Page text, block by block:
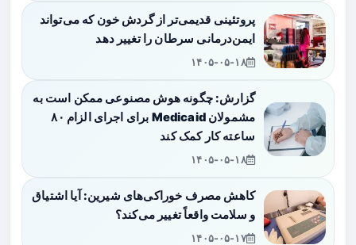
پروتئینی قدیمی‌تر از گردش خون که می‌تواند
ایمن‌درمانی سرطان را تغییر دهد
۱۴۰۵-۰۵-۱۸
گزارش: چگونه هوش مصنوعی ممکن است به
مشمولان Medicaid برای اجرای الزام ۸۰
ساعته کار کمک کند
۱۴۰۵-۰۵-۱۸
کاهش مصرف خوراکی‌های شیرین: آیا اشتیاق
و سلامت واقعاً تغییر می‌کند؟
۱۴۰۵-۰۵-۱۷